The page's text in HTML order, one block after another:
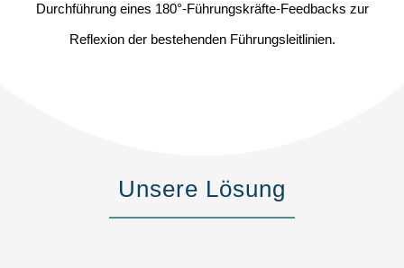
Durchführung eines 180°-Führungskräfte-Feedbacks zur
Reflexion der bestehenden Führungsleitlinien.
Unsere Lösung